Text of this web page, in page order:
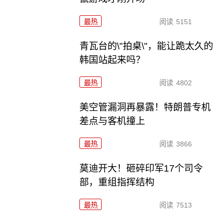
最热 阅读 5151
青瓦台的\"拍桌\"，能让跪太久的
韩国站起来吗？
最热 阅读 4802
美空管漏洞再暴露！特朗普专机
差点与客机撞上
最热 阅读 3866
莫迪开大！砸碎印军17个司令
部，重组指挥结构
最热 阅读 7513